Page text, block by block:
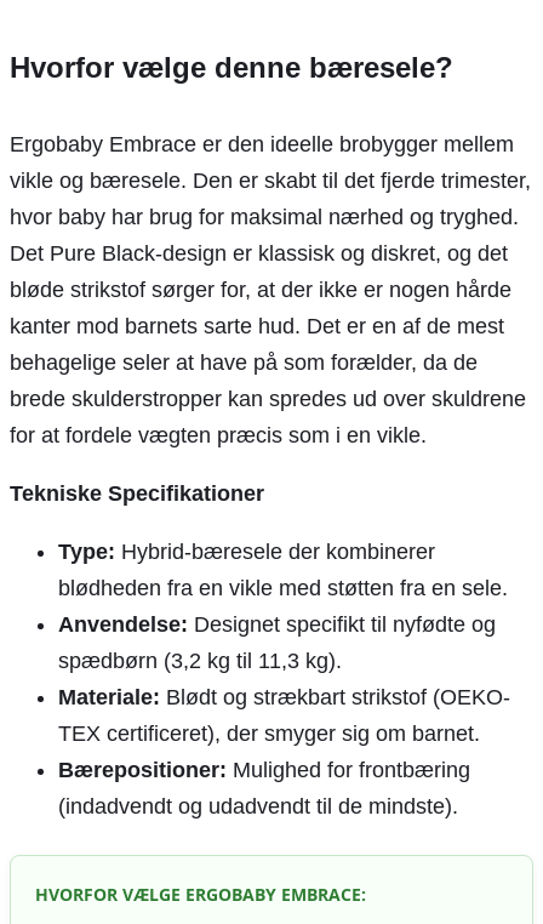
Hvorfor vælge denne bæresele?
Ergobaby Embrace er den ideelle brobygger mellem
vikle og bæresele. Den er skabt til det fjerde trimester,
hvor baby har brug for maksimal nærhed og tryghed.
Det Pure Black-design er klassisk og diskret, og det
bløde strikstof sørger for, at der ikke er nogen hårde
kanter mod barnets sarte hud. Det er en af de mest
behagelige seler at have på som forælder, da de
brede skulderstropper kan spredes ud over skuldrene
for at fordele vægten præcis som i en vikle.
Tekniske Specifikationer
Type: Hybrid-bæresele der kombinerer
blødheden fra en vikle med støtten fra en sele.
Anvendelse: Designet specifikt til nyfødte og
spædbørn (3,2 kg til 11,3 kg).
Materiale: Blødt og strækbart strikstof (OEKO-
TEX certificeret), der smyger sig om barnet.
Bærepositioner: Mulighed for frontbæring
(indadvendt og udadvendt til de mindste).
HVORFOR VÆLGE ERGOBABY EMBRACE: